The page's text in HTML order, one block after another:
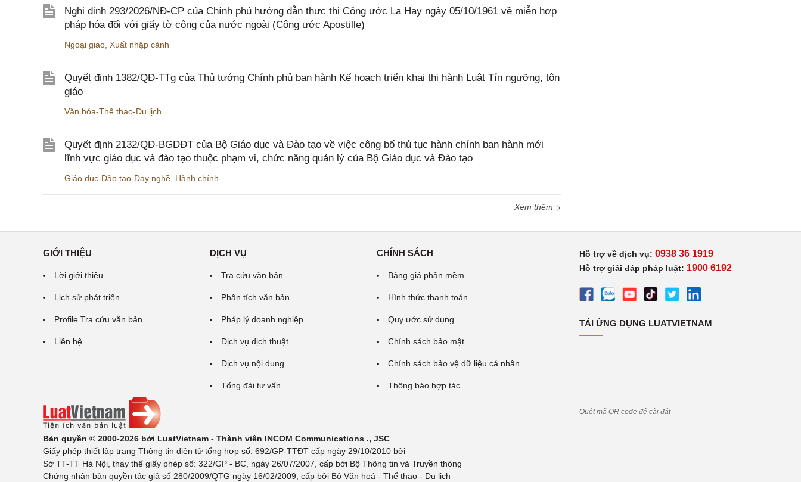
Nghị định 293/2026/NĐ-CP của Chính phủ hướng dẫn thực thi Công ước La Hay ngày 05/10/1961 về miễn hợp
pháp hóa đối với giấy tờ công của nước ngoài (Công ước Apostille)
Ngoại giao, Xuất nhập cảnh
Quyết định 1382/QĐ-TTg của Thủ tướng Chính phủ ban hành Kế hoạch triển khai thi hành Luật Tín ngưỡng, tôn
giáo
Văn hóa-Thể thao-Du lịch
Quyết định 2132/QĐ-BGDĐT của Bộ Giáo dục và Đào tạo về việc công bố thủ tục hành chính ban hành mới
lĩnh vực giáo dục và đào tạo thuộc phạm vi, chức năng quản lý của Bộ Giáo dục và Đào tạo
Giáo dục-Đào tạo-Dạy nghề, Hành chính
Xem thêm
GIỚI THIỆU
Lời giới thiệu
Lịch sử phát triển
Profile Tra cứu văn bản
Liên hệ
DỊCH VỤ
Tra cứu văn bản
Phân tích văn bản
Pháp lý doanh nghiệp
Dịch vụ dịch thuật
Dịch vụ nội dung
Tổng đài tư vấn
CHÍNH SÁCH
Bảng giá phần mềm
Hình thức thanh toán
Quy ước sử dụng
Chính sách bảo mật
Chính sách bảo vệ dữ liệu cá nhân
Thông báo hợp tác
Bản quyền © 2000-2026 bởi LuatVietnam - Thành viên INCOM Communications ., JSC
Giấy phép thiết lập trang Thông tin điện tử tổng hợp số: 692/GP-TTĐT cấp ngày 29/10/2010 bởi
Sở TT-TT Hà Nội, thay thế giấy phép số: 322/GP - BC, ngày 26/07/2007, cấp bởi Bộ Thông tin và Truyền thông
Chứng nhận bản quyền tác giả số 280/2009/QTG ngày 16/02/2009, cấp bởi Bộ Văn hoá - Thể thao - Du lịch
Hỗ trợ về dịch vụ: 0938 36 1919
Hỗ trợ giải đáp pháp luật: 1900 6192
TẢI ỨNG DỤNG LUATVIETNAM
Quét mã QR code để cài đặt